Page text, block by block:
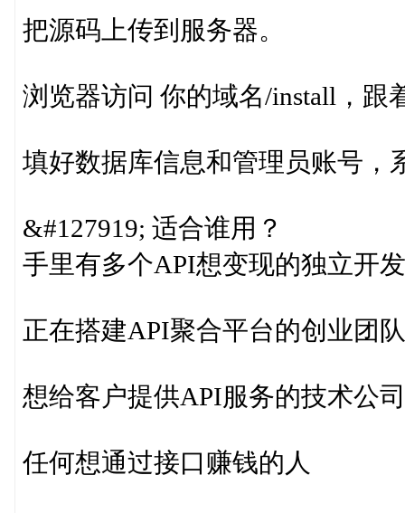
把源码上传到服务器。
浏览器访问 你的域名/install，跟
填好数据库信息和管理员账号，
&#127919; 适合谁用？
手里有多个API想变现的独立开
正在搭建API聚合平台的创业团队
想给客户提供API服务的技术公司
任何想通过接口赚钱的人